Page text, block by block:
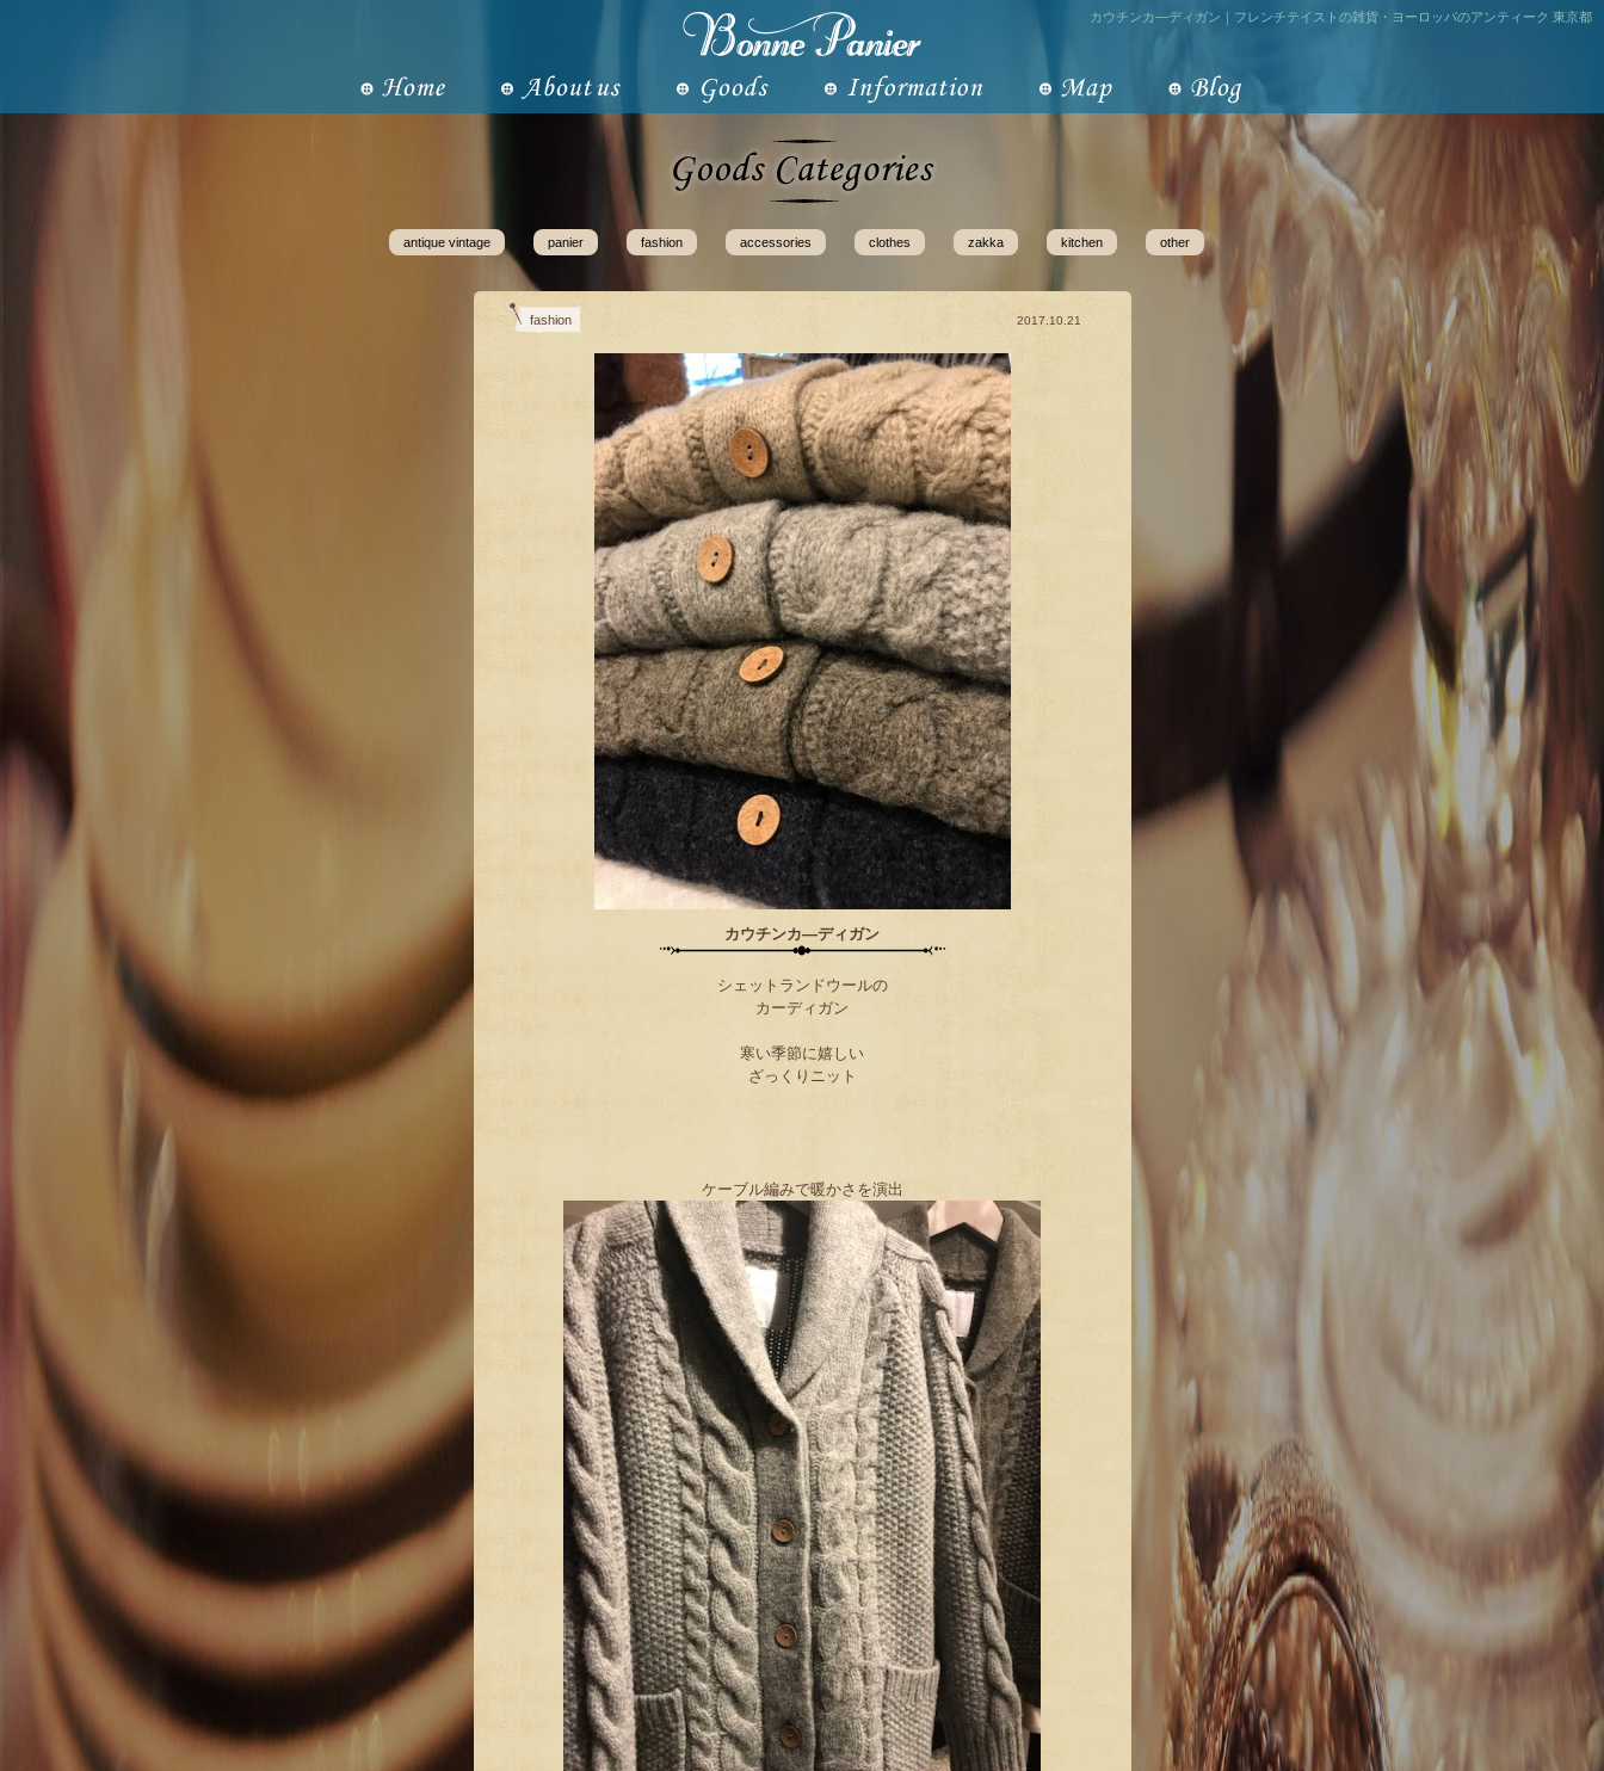
カウチンカ―ディガン｜フレンチテイストの雑貨・ヨーロッパのアンティーク 東京都
antique vintage panier fashion accessories clothes zakka kitchen other
fashion 2017.10.21
カウチンカ―ディガン
シェットランドウールの
カーディガン
寒い季節に嬉しい
ざっくりニット
ケーブル編みで暖かさを演出